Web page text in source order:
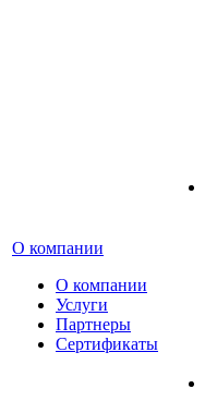
О компании
О компании
Услуги
Партнеры
Сертификаты